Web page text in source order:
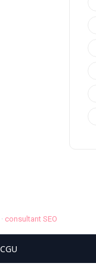
· consultant SEO
CGU